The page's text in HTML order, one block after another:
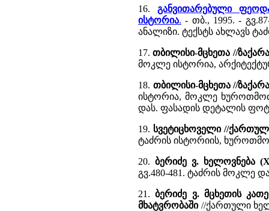
16. განვითარებული
ისტორია. - თბ., 1995. -
ანალიზი. ტექსტს ახლავს
17.თბილისი-მცხეთა //
მოკლე ისტორია,
18. თბილისი-მცხეთა //
ისტორია, მოკლე
დას. ფასადის დეტალის
19. სვეტიცხოველი //
ტაძრის ისტორიის,
20. ბერიძე ვ. ხელოვნება
გვ.480-481. ტაძრის მოკლე
21. ბერიძე ვ. მცხეთის
მხატვრობაში//ქართული